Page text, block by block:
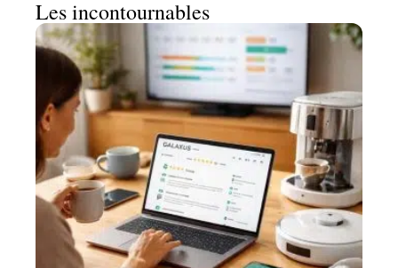
Les incontournables